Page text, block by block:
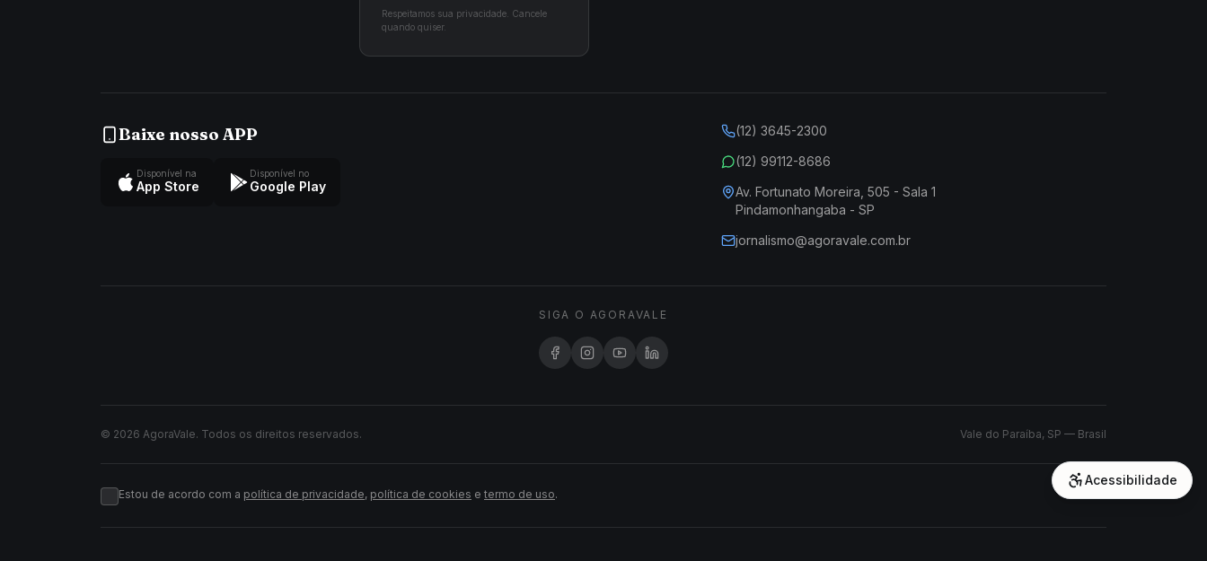
Respeitamos sua privacidade. Cancele
quando quiser.
Baixe nosso APP
Disponível na
App Store
Disponível no
Google Play
(12) 3645-2300
(12) 99112-8686
Av. Fortunato Moreira, 505 - Sala 1
Pindamonhangaba - SP
jornalismo@agoravale.com.br
SIGA O AGORAVALE
© 2026 AgoraVale. Todos os direitos reservados. Vale do Paraíba, SP — Brasil
Estou de acordo com a política de privacidade, política de cookies e termo de uso.
Acessibilidade